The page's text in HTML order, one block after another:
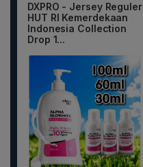
DXPRO - Jersey Reguler
HUT RI Kemerdekaan
Indonesia Collection
Drop 1...